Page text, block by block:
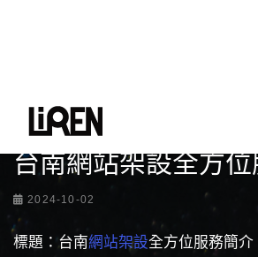
最新情報
台南網站架設全方
2024-10-02
標題：台南網站架設全方位服務簡介